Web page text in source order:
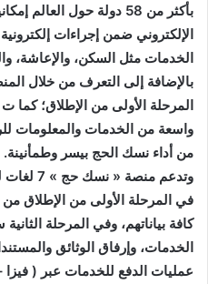
إ
ر
ن
ي
ا
بأكثر من 58 دولة حول
الإلكتروني ضمن إجراءات
الخدمات مثل السكن، والإعاشة،
بالإضافة إلى التعرف من خلال
المرحلة الأولى من الإطلاق؛
واسعة من الخدمات والمعلومات
من أداء نسك الحج بيسر وطمأنينة.
وتدعم
في المرحلة الأولى من الإطلاق
كافة بياناتهم، وفي المرحلة
الخدمات، وإرفاق الوثائق
عمليات الدفع للخدمات عبر ( فيزا